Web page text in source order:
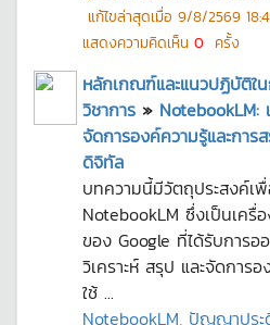
แก้ไขล่าสุดเมื่อ 9/8/2569
แสดงความคิดเห็น 0 ครั้ง
หลักเกณฑ์และแนวปฏิบัติใ
วิชาการ » NotebookLM:
จัดการองค์ความรู้และการ
ดิจิทัล
บทความนี้มีวัตถุประสงค์เ
NotebookLM ซึ่งเป็นเค
ของ Google ที่ได้รับการอ
วิเคราะห์ สรุป และจัดการ
ใช้ ...
NotebookLM, ปัญญาประ